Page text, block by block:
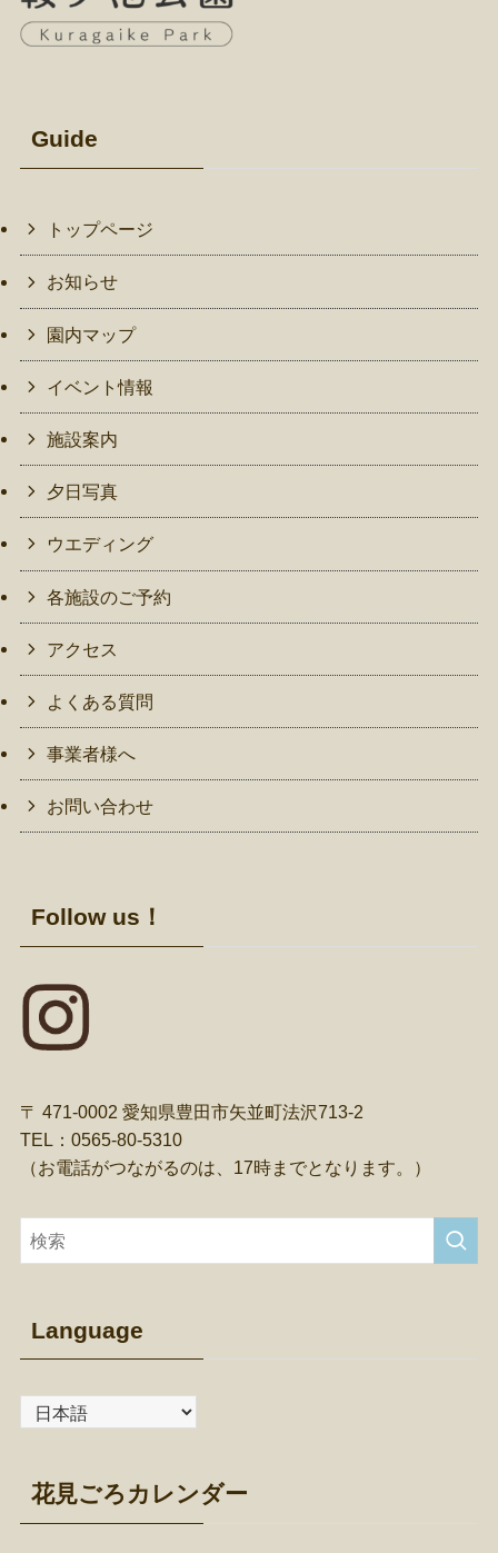
Guide
トップページ
お知らせ
園内マップ
イベント情報
施設案内
夕日写真
ウエディング
各施設のご予約
アクセス
よくある質問
事業者様へ
お問い合わせ
Follow us！
〒 471-0002 愛知県豊田市矢並町法沢713-2
TEL：0565-80-5310
（お電話がつながるのは、17時までとなります。）
Language
花見ごろカレンダー